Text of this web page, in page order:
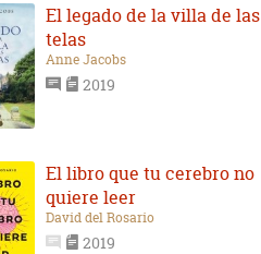
El legado de la villa de las
telas
Anne Jacobs
2019
El libro que tu cerebro no
quiere leer
David del Rosario
2019